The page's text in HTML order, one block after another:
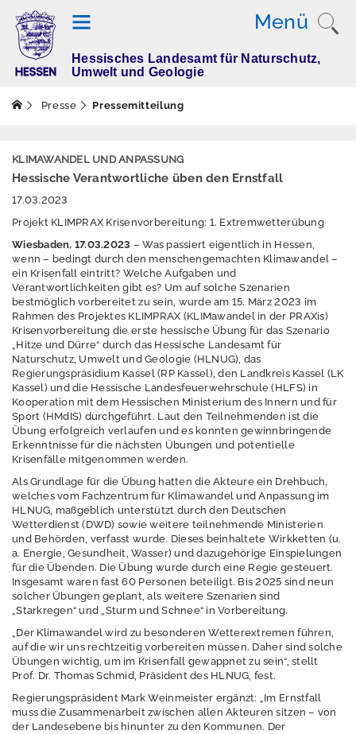
Menü
T
e
n
M
e
s
s
w
e
rt
e
P
u
b
li
k
a
ti
o
n
e
n
Ü
b
e
r
u
n
Hessisches Landesamt für Naturschutz,
Umwelt und Geologie
Presse Pressemitteilung
KLIMAWANDEL UND ANPASSUNG
Hessische Verantwortliche üben den Ernstfall
17.03.2023
Projekt KLIMPRAX Krisenvorbereitung: 1. Extremwetterübung
Wiesbaden, 17.03.2023 – Was passiert eigentlich in Hessen,
wenn – bedingt durch den menschengemachten Klimawandel –
ein Krisenfall eintritt? Welche Aufgaben und
Verantwortlichkeiten gibt es? Um auf solche Szenarien
bestmöglich vorbereitet zu sein, wurde am 15. März 2023 im
Rahmen des Projektes KLIMPRAX (KLIMawandel in der PRAXis)
Krisenvorbereitung die erste hessische Übung für das Szenario
„Hitze und Dürre“ durch das Hessische Landesamt für
Naturschutz, Umwelt und Geologie (HLNUG), das
Regierungspräsidium Kassel (RP Kassel), den Landkreis Kassel (LK
Kassel) und die Hessische Landesfeuerwehrschule (HLFS) in
Kooperation mit dem Hessischen Ministerium des Innern und für
Sport (HMdIS) durchgeführt. Laut den Teilnehmenden ist die
Übung erfolgreich verlaufen und es konnten gewinnbringende
Erkenntnisse für die nächsten Übungen und potentielle
Krisenfälle mitgenommen werden.
Als Grundlage für die Übung hatten die Akteure ein Drehbuch,
welches vom Fachzentrum für Klimawandel und Anpassung im
HLNUG, maßgeblich unterstützt durch den Deutschen
Wetterdienst (DWD) sowie weitere teilnehmende Ministerien
und Behörden, verfasst wurde. Dieses beinhaltete Wirkketten (u.
a. Energie, Gesundheit, Wasser) und dazugehörige Einspielungen
für die Übenden. Die Übung wurde durch eine Regie gesteuert.
Insgesamt waren fast 60 Personen beteiligt. Bis 2025 sind neun
solcher Übungen geplant, als weitere Szenarien sind
„Starkregen“ und „Sturm und Schnee“ in Vorbereitung.
„Der Klimawandel wird zu besonderen Wetterextremen führen,
auf die wir uns rechtzeitig vorbereiten müssen. Daher sind solche
Übungen wichtig, um im Krisenfall gewappnet zu sein“, stellt
Prof. Dr. Thomas Schmid, Präsident des HLNUG, fest.
Regierungspräsident Mark Weinmeister ergänzt: „Im Ernstfall
muss die Zusammenarbeit zwischen allen Akteuren sitzen – von
der Landesebene bis hinunter zu den Kommunen. Der